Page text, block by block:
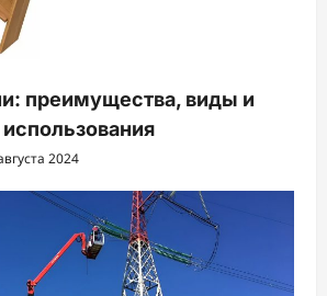
преимущества, виды и
2024